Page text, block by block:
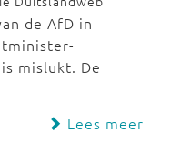
de AfD in
mislukt. De
Lees meer